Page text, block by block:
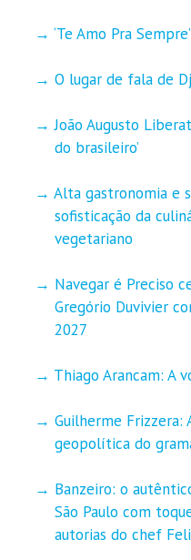
‘Te Amo Pra
O lugar de fala de
João Augusto
do brasileiro’
Alta gastronomia e
sofisticação da
vegetariano
Navegar é Preciso
Gregório Duvivier
2027
Thiago Arancam: A
Guilherme Frizzera:
geopolítica do
Banzeiro: o
São Paulo com
autorias do chef